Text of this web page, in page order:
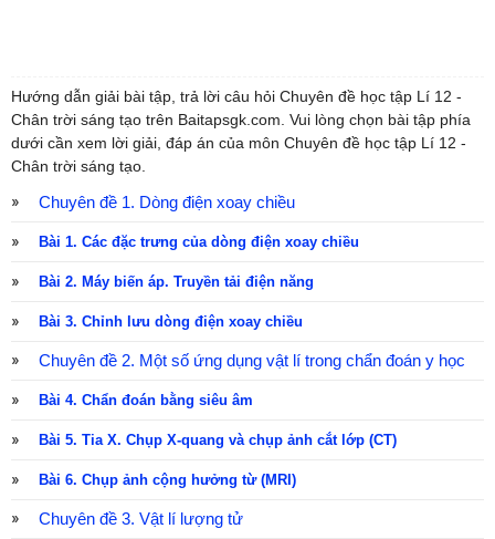
Hướng dẫn giải bài tập, trả lời câu hỏi Chuyên đề học tập Lí 12 -
Chân trời sáng tạo trên Baitapsgk.com. Vui lòng chọn bài tập phía
dưới cần xem lời giải, đáp án của môn Chuyên đề học tập Lí 12 -
Chân trời sáng tạo.
Chuyên đề 1. Dòng điện xoay chiều
Bài 1. Các đặc trưng của dòng điện xoay chiều
Bài 2. Máy biến áp. Truyền tải điện năng
Bài 3. Chỉnh lưu dòng điện xoay chiều
Chuyên đề 2. Một số ứng dụng vật lí trong chẩn đoán y học
Bài 4. Chẩn đoán bằng siêu âm
Bài 5. Tia X. Chụp X-quang và chụp ảnh cắt lớp (CT)
Bài 6. Chụp ảnh cộng hưởng từ (MRI)
Chuyên đề 3. Vật lí lượng tử